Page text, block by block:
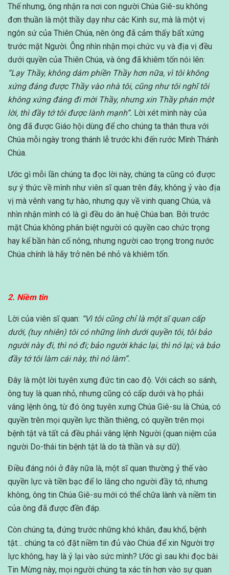
Thế nhưng, ông nhận ra nơi con người Chúa Giê-su không
đơn thuần là một thầy dạy như các Kinh sư, mà là một vị
ngôn sứ của Thiên Chúa, nên ông đã cảm thấy bất xứng
trước mặt Người. Ông nhìn nhận mọi chức vụ và địa vị đều
dưới quyền của Thiên Chúa, và ông đã khiêm tốn nói lên:
“Lạy Thầy, không dám phiền Thầy hơn nữa, vì tôi không
xứng đáng được Thầy vào nhà tôi, cũng như tôi nghĩ tôi
không xứng đáng đi mời Thầy, nhưng xin Thầy phán một
lời, thì đầy tớ tôi được lành mạnh”. Lời xét mình này của
ông đã được Giáo hội dùng để cho chúng ta thân thưa với
Chúa mỗi ngày trong thánh lễ trước khi đến rước Mình Thánh
Chúa.
Ước gì mỗi lần chúng ta đọc lời này, chúng ta cũng có được
sự ý thức về mình như viên sĩ quan trên đây, không ỷ vào địa
vị mà vênh vang tự hào, nhưng quy về vinh quang Chúa, và
nhìn nhận mình có là gì đều do ân huệ Chúa ban. Bởi trước
mặt Chúa không phân biệt người có quyền cao chức trọng
hay kể bần hàn cố nông, nhưng người cao trọng trong nước
Chúa chính là hãy trở nên bé nhỏ và khiêm tốn.
2. Niềm tin
Lời của viên sĩ quan: “Vì tôi cũng chỉ là một sĩ quan cấp
dưới, (tuy nhiên) tôi có những lính dưới quyền tôi, tôi bảo
người này đi, thì nó đi; bảo người khác lại, thì nó lại; và bảo
đầy tớ tôi làm cái này, thì nó làm”.
Đây là một lời tuyên xưng đức tin cao độ. Với cách so sánh,
ông tuy là quan nhỏ, nhưng cũng có cấp dưới và họ phải
vâng lệnh ông, từ đó ông tuyên xưng Chúa Giê-su là Chúa, có
quyền trên mọi quyền lực thần thiêng, có quyền trên mọi
bệnh tật và tất cả đều phải vâng lệnh Người (quan niệm của
người Do-thái tin bệnh tật là do tà thần và sự dữ).
Điều đáng nói ở đây nữa là, một sĩ quan thường ỷ thế vào
quyền lực và tiền bạc để lo lắng cho người đầy tớ, nhưng
không, ông tin Chúa Giê-su mới có thể chữa lành và niềm tin
của ông đã được đền đáp.
Còn chúng ta, đứng trước những khó khăn, đau khổ, bệnh
tật… chúng ta có đặt niềm tin đủ vào Chúa để xin Người trợ
lực không, hay là ỷ lại vào sức mình? Ước gì sau khi đọc bài
Tin Mừng này, mọi người chúng ta xác tín hơn vào sự quan